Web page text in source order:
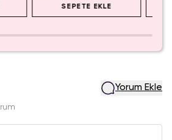
SEPETE EKLE
Yorum Ekle